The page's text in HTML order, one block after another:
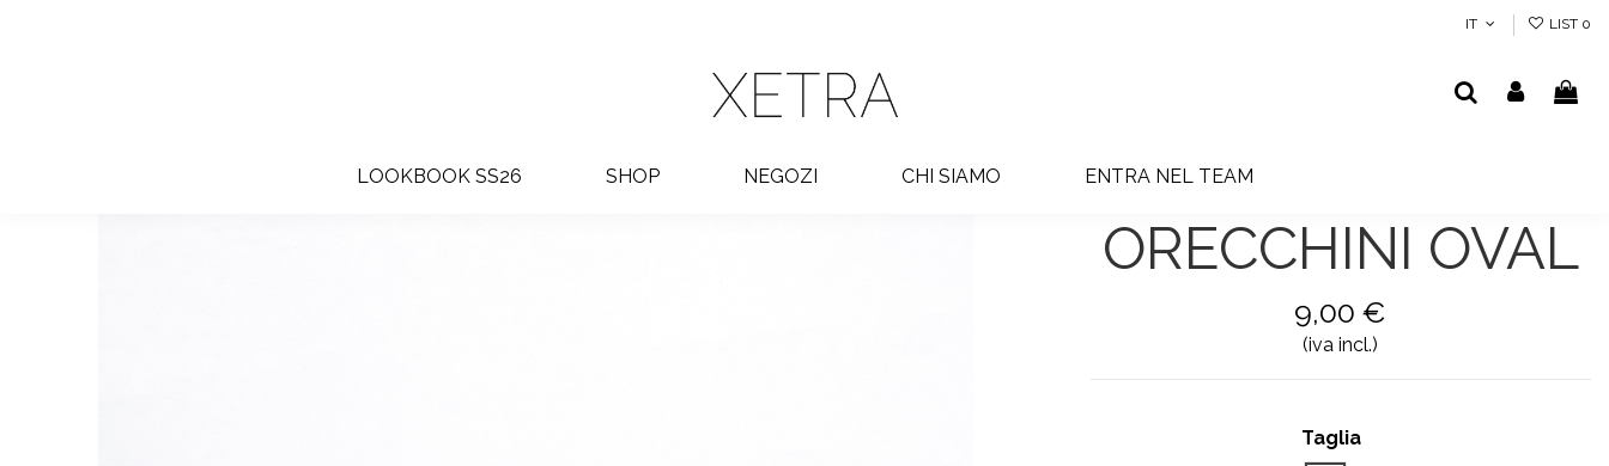
IT LIST 0
LOOKBOOK SS26 SHOP NEGOZI CHI SIAMO ENTRA NEL TEAM
ORECCHINI OVAL
9,00 €
(iva incl.)
Taglia